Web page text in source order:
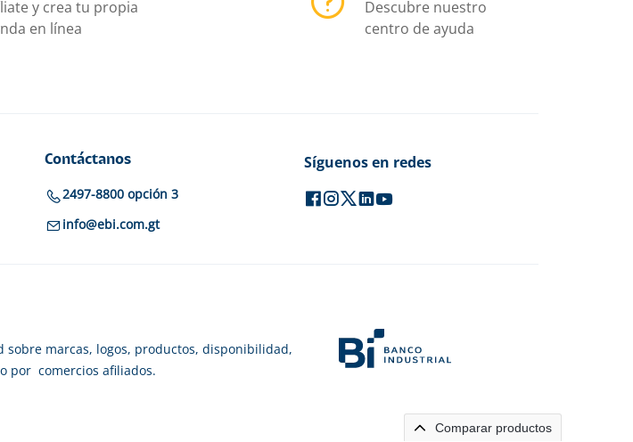
y crea tu propia
en línea
Descubre nuestro
centro de ayuda
Contáctanos
2497-8800 opción 3
info@ebi.com.gt
Síguenos en redes
marcas, logos, productos, disponibilidad,
por comercios afiliados.
Comparar productos